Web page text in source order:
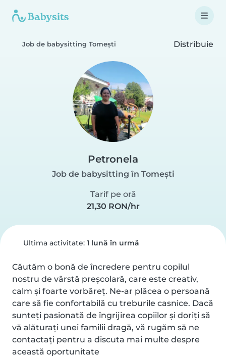
Job de babysitting Tomeşti Distribuie
Petronela
Job de babysitting în Tomeşti
Tarif pe oră
21,30 RON/hr
Ultima activitate: 1 lună în urmă
Căutăm o bonă de încredere pentru copilul
nostru de vârstă preșcolară, care este creativ,
calm și foarte vorbăreț. Ne-ar plăcea o persoană
care să fie confortabilă cu treburile casnice. Dacă
sunteți pasionată de îngrijirea copiilor și doriți să
vă alăturați unei familii dragă, vă rugăm să ne
contactați pentru a discuta mai multe despre
această oportunitate